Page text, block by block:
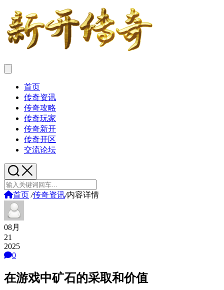
首页
传奇资讯
传奇攻略
传奇玩家
传奇新开
传奇开区
交流论坛
首页 /传奇资讯/内容详情
08月
21
2025
0
在游戏中矿石的采取和价值